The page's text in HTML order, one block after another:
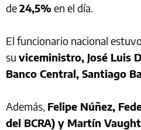
de24,5% en el día.
El funcionario nacional
su viceministro, José Luis
Banco Central, Santiago
Además, Felipe Núñez,
del BCRA) y Martín